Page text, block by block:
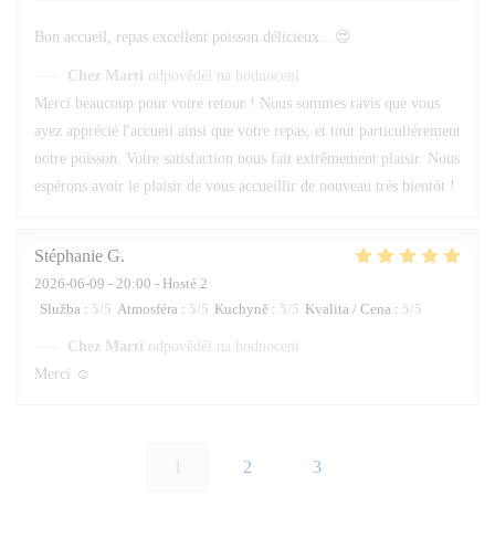
Bon accueil, repas excellent poisson délicieux…😍
Chez Marti odpověděl na hodnocení
Merci beaucoup pour votre retour ! Nous sommes ravis que vous
ayez apprécié l'accueil ainsi que votre repas, et tout particulièrement
notre poisson. Votre satisfaction nous fait extrêmement plaisir. Nous
espérons avoir le plaisir de vous accueillir de nouveau très bientôt !
Stéphanie G
2026-06-09 - 20:00 - Hosté 2
Služba : 5/5 Atmosféra : 5/5 Kuchyně : 5/5 Kvalita / Cena : 5/5
Chez Marti odpověděl na hodnocení
Merci ☺️
1 2 3